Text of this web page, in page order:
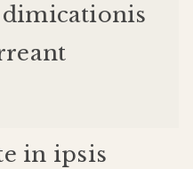
dimicationis
in ipsis